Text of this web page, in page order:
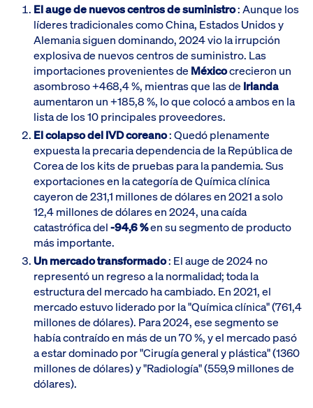
El auge de nuevos centros de suministro: Aunque los
líderes tradicionales como China, Estados Unidos y
Alemania siguen dominando, 2024 vio la irrupción
explosiva de nuevos centros de suministro. Las
importaciones provenientes de Méxicocrecieron un
asombroso +468,4 %, mientras que las de Irlanda
aumentaron un +185,8 %, lo que colocó a ambos en la
lista de los 10 principales proveedores.
El colapso del IVD coreano: Quedó plenamente
expuesta la precaria dependencia de la República de
Corea de los kits de pruebas para la pandemia. Sus
exportaciones en la categoría de Química clínica
cayeron de 231,1 millones de dólares en 2021 a solo
12,4 millones de dólares en 2024, una caída
catastrófica del-94,6 %en su segmento de producto
más importante.
Un mercado transformado: El auge de 2024 no
representó un regreso a la normalidad; toda la
estructura del mercado ha cambiado. En 2021, el
mercado estuvo liderado por la "Química clínica" (761,4
millones de dólares). Para 2024, ese segmento se
había contraído en más de un 70 %, y el mercado pasó
a estar dominado por "Cirugía general y plástica" (1360
millones de dólares) y "Radiología" (559,9 millones de
dólares).